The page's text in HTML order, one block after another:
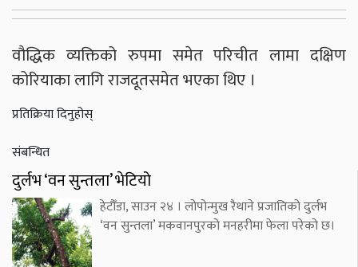
वौद्धिक व्यक्तिको रुपमा समेत परिचीत लामा दक्षिण
कोरियाका लागि राजदूतसमेत भएका थिए ।
प्रतिक्रिया दिनुहोस्
संबन्धित
दुर्लभ ‘वन सुन्तला’ भेटियो
हेटौँडा, साउन २४ । लोपोन्मुख रैथाने प्रजातिको दुर्लभ
‘वन सुन्तला’ मकवानपुरको मनहरीमा फेला परेको छ।